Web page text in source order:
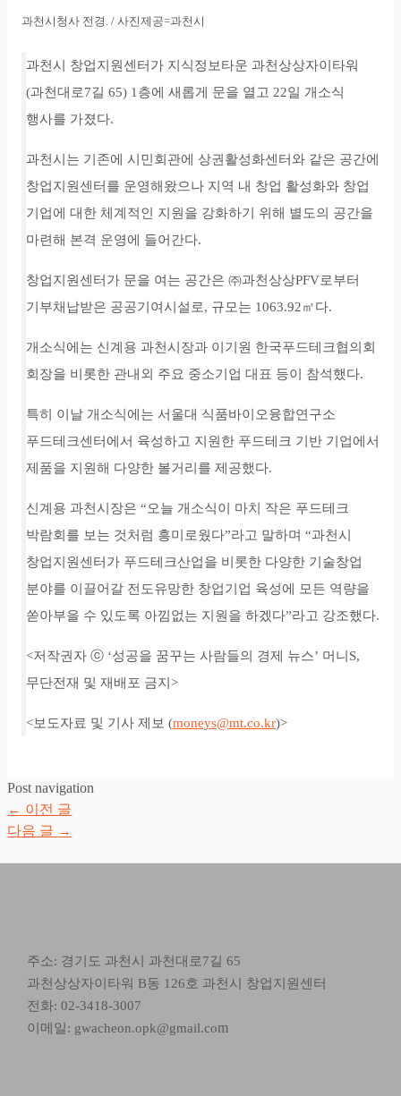
과천시청사 전경. / 사진제공=과천시
과천시 창업지원센터가 지식정보타운 과천상상자이타워
(과천대로7길 65) 1층에 새롭게 문을 열고 22일 개소식
행사를 가졌다.
과천시는 기존에 시민회관에 상권활성화센터와 같은 공간에
창업지원센터를 운영해왔으나 지역 내 창업 활성화와 창업
기업에 대한 체계적인 지원을 강화하기 위해 별도의 공간을
마련해 본격 운영에 들어간다.
창업지원센터가 문을 여는 공간은 ㈜과천상상PFV로부터
기부채납받은 공공기여시설로, 규모는 1063.92㎡다.
개소식에는 신계용 과천시장과 이기원 한국푸드테크협의회
회장을 비롯한 관내외 주요 중소기업 대표 등이 참석했다.
특히 이날 개소식에는 서울대 식품바이오융합연구소
푸드테크센터에서 육성하고 지원한 푸드테크 기반 기업에서
제품을 지원해 다양한 볼거리를 제공했다.
신계용 과천시장은 “오늘 개소식이 마치 작은 푸드테크
박람회를 보는 것처럼 흥미로웠다”라고 말하며 “과천시
창업지원센터가 푸드테크산업을 비롯한 다양한 기술창업
분야를 이끌어갈 전도유망한 창업기업 육성에 모든 역량을
쏟아부을 수 있도록 아낌없는 지원을 하겠다”라고 강조했다.
<저작권자 ⓒ ‘성공을 꿈꾸는 사람들의 경제 뉴스’ 머니S,
무단전재 및 재배포 금지>
<보도자료 및 기사 제보 (moneys@mt.co.kr)>
Post navigation
← 이전 글
다음 글 →
주소: 경기도 과천시 과천대로7길 65
과천상상자이타워 B동 126호 과천시 창업지원센터
전화: 02-3418-3007
이메일: gwacheon.opk@gmail.com